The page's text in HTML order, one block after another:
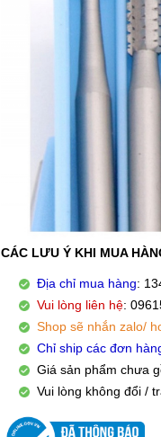
CÁC LƯU Ý KHI MUA
Địa chỉ mua hàng:
Vui lòng liên hệ:
Shop sẽ nhắn zalo/
Chỉ ship các đơn
Giá sản phẩm chưa
Vui lòng không đổi /